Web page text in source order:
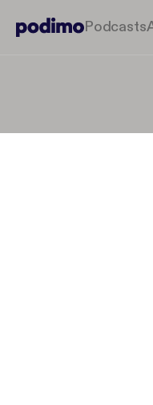
Podcasts